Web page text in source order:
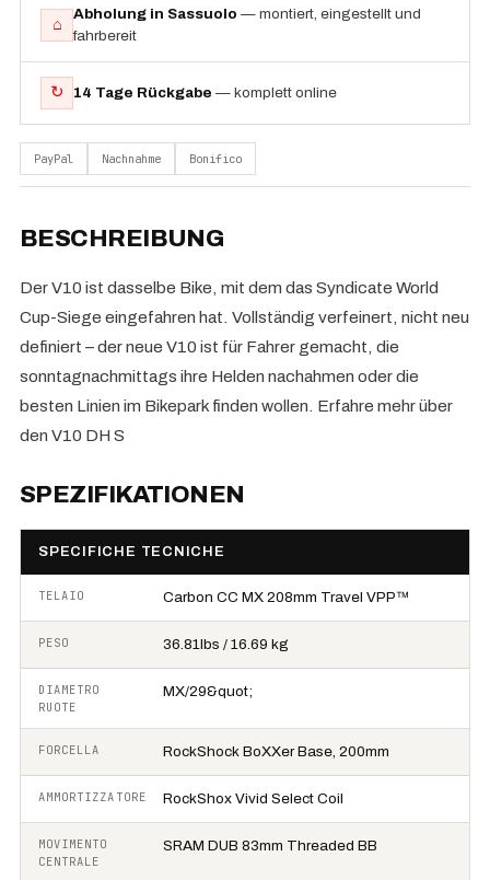
⌂
Abholung in Sassuolo — montiert, eingestellt und
fahrbereit
↻ 14 Tage Rückgabe — komplett online
PayPal Nachnahme Bonifico
BESCHREIBUNG
Der V10 ist dasselbe Bike, mit dem das Syndicate World
Cup-Siege eingefahren hat. Vollständig verfeinert, nicht neu
definiert – der neue V10 ist für Fahrer gemacht, die
sonntagnachmittags ihre Helden nachahmen oder die
besten Linien im Bikepark finden wollen. Erfahre mehr über
den V10 DH S
SPEZIFIKATIONEN
SPECIFICHE TECNICHE
TELAIO Carbon CC MX 208mm Travel VPP™
PESO 36.81lbs / 16.69 kg
DIAMETRO
RUOTE
MX/29&quot;
FORCELLA RockShock BoXXer Base, 200mm
AMMORTIZZATORE RockShox Vivid Select Coil
MOVIMENTO
CENTRALE
SRAM DUB 83mm Threaded BB